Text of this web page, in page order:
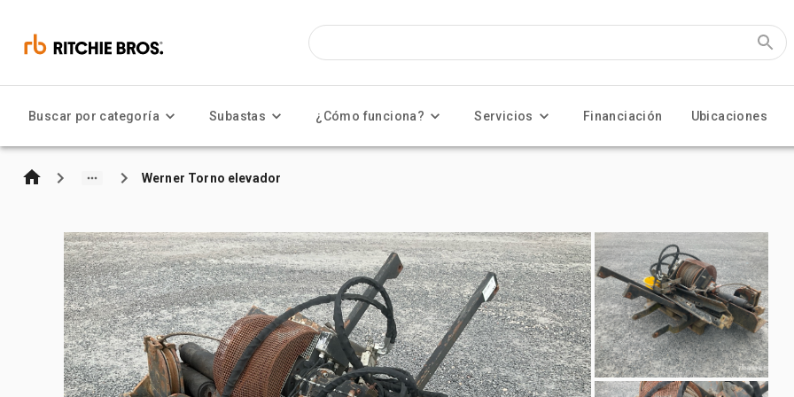
Buscar por categoría Subastas ¿Cómo funciona? Servicios Financiación Ubicaciones
Werner Torno elevador